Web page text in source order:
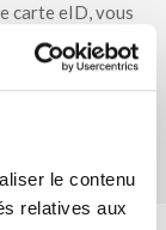
le contenu
relatives aux
carte eID, vous
deux (numéro